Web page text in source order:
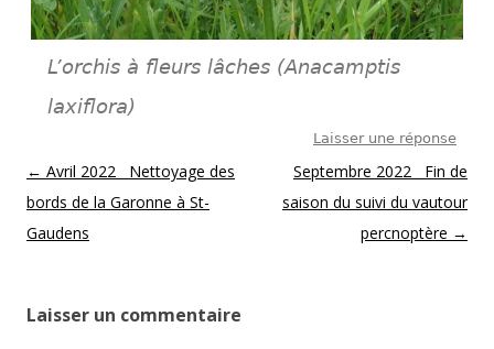
L’orchis à fleurs lâches (Anacamptis
laxiflora)
Laisser une réponse
Post navigation
← Avril 2022 Nettoyage des
bords de la Garonne à St-
Gaudens
Septembre 2022 Fin de
saison du suivi du vautour
percnoptère →
Laisser un commentaire